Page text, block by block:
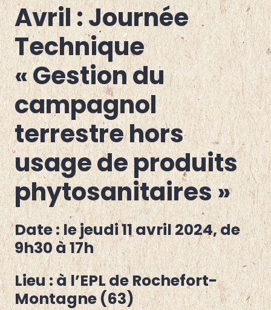
ALLIER,
BOVINS
LAIT
BOVINS
VIANDE,
CANTAL
CAPRINS,
GRANDES
CULTURES,
HAUTE-
LOIRE
MARAÎCHAGE,
OVINS,
POLYÉLEVAGE,
PUY-
DE-
DOME
Avril : Journée
Technique
« Gestion du
campagnol
terrestre hors
usage de produits
phytosanitaires »
Date : le jeudi 11 avril 2024, de
9h30 à 17h
Lieu :à l’EPL de Rochefort-
Montagne (63)